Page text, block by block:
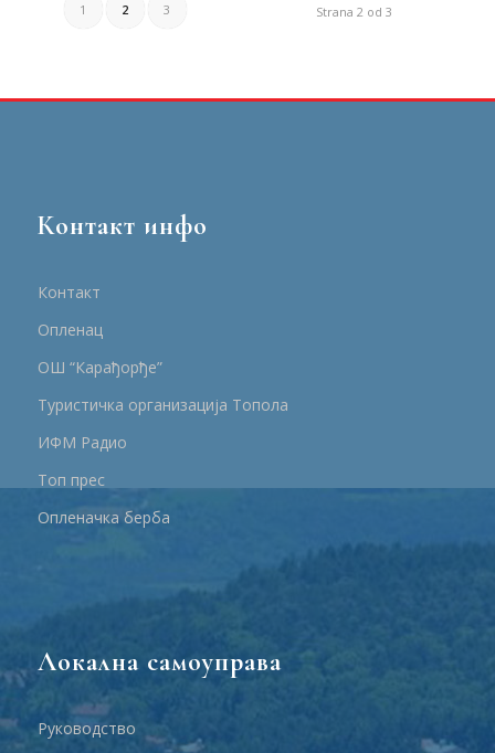
Strana 2 od 3
1 2 3
Контакт инфо
Контакт
Опленац
ОШ “Карађорђе”
Туристичка организација Топола
ИФМ Радио
Топ прес
Опленачка берба
Локална самоуправа
Руководство